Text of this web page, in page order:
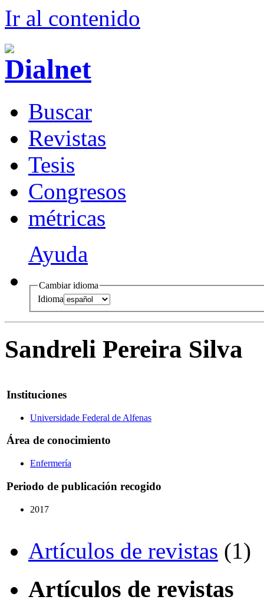
Ir al contenido
Buscar
Revistas
Tesis
Congresos
métricas
Ayuda
Cambiar idioma
Idioma
Sandreli Pereira Silva
Instituciones
Universidade Federal de Alfenas
Área de conocimiento
Enfermería
Periodo de publicación recogido
2017
Artículos de revistas (1)
Artículos de revistas